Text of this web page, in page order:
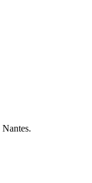
Nantes.